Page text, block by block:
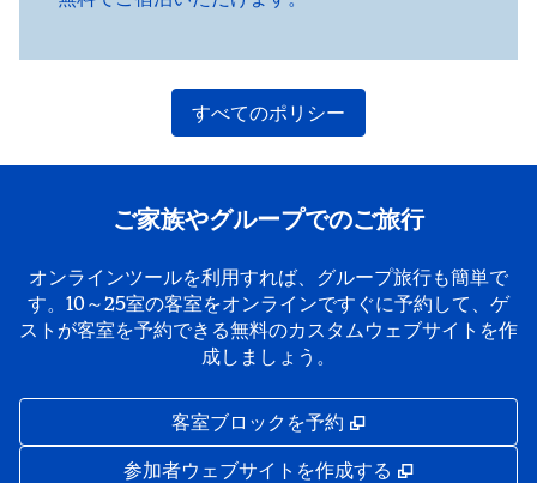
すべてのポリシー
ご家族やグループでのご旅行
オンラインツールを利用すれば、グループ旅行も簡単で
す。10～25室の客室をオンラインですぐに予約して、ゲ
ストが客室を予約できる無料のカスタムウェブサイトを作
成しましょう。
客室ブロックを予約 ,
参加者ウェブサイトを作成する ,